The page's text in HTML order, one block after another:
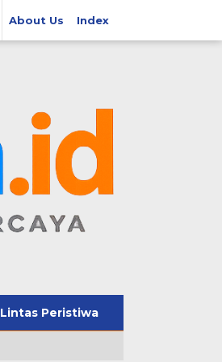
About Us Index
Lintas Peristiwa